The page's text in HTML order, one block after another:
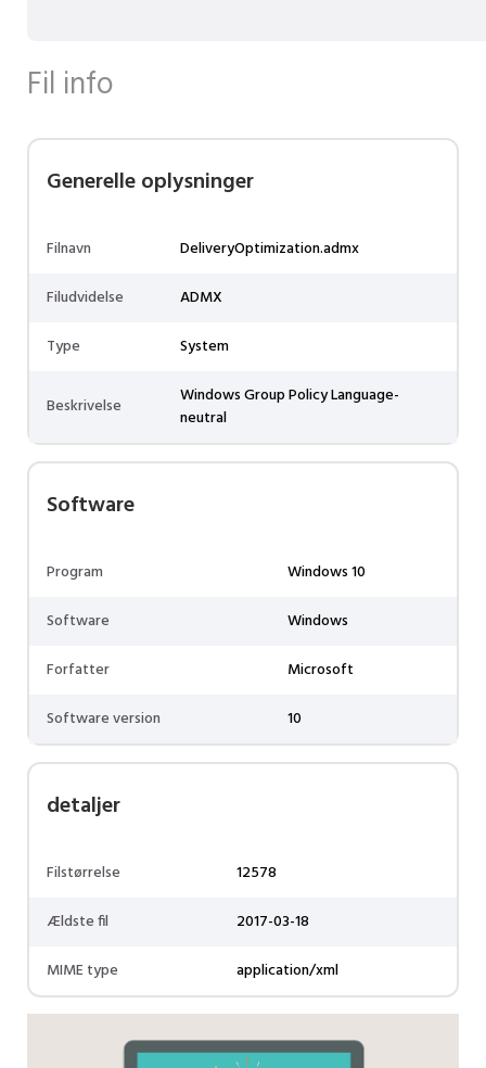
Fil info
Generelle oplysninger
Filnavn
DeliveryOptimization.admx
Filudvidelse
ADMX
Type
System
Beskrivelse
Windows Group Policy Language-
neutral
Software
Program
Windows 10
Software
Windows
Forfatter
Microsoft
Software version
10
detaljer
Filstørrelse
12578
Ældste fil
2017-03-18
MIME type
application/xml